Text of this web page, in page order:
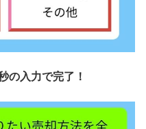
の入力で完了！